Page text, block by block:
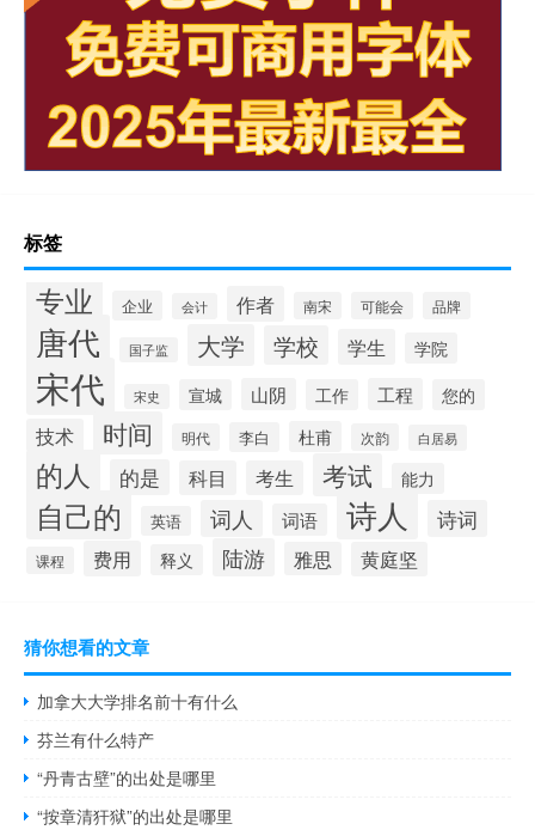
标签
专业 企业 会计 作者 南宋 可能会 品牌
唐代 国子监 大学 学校 学生 学院
宋代 宋史 宣城 山阴 工作 工程 您的
技术 时间 明代 李白 杜甫 次韵 白居易
的人 的是 科目 考生 考试 能力
自己的 英语 词人 词语 诗人 诗词
课程 费用 释义 陆游 雅思 黄庭坚
猜你想看的文章
加拿大大学排名前十有什么
芬兰有什么特产
“丹青古壁”的出处是哪里
“按章清犴狱”的出处是哪里